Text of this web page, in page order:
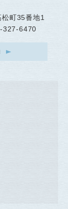
町35番地1
327-6470